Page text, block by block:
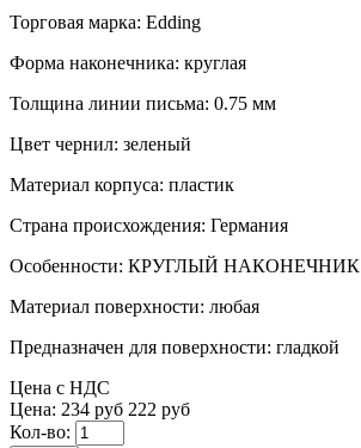
Торговая марка: Edding
Форма наконечника: круглая
Толщина линии письма: 0.75 мм
Цвет чернил: зеленый
Материал корпуса: пластик
Страна происхождения: Германия
Особенности: КРУГЛЫЙ НАКОНЕЧНИК
Материал поверхности: любая
Предназначен для поверхности: гладкой
Цена с НДС
Цена: 234 руб 222 руб
Кол-во: